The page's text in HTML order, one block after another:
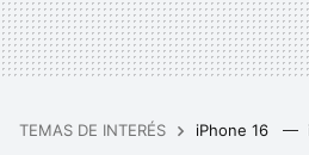
TEMAS DE INTERÉS iPhone 16